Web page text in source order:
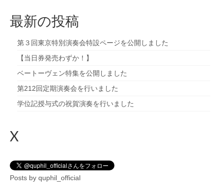
最新の投稿
第３回東京特別演奏会特設ページを公開しました
【当日券発売わずか！】
ベートーヴェン特集を公開しました
第212回定期演奏会を行いました
学位記授与式の祝賀演奏を行いました
X
Posts by quphil_official